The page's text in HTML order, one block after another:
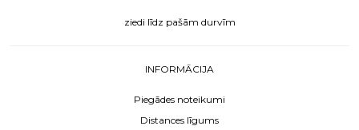
ziedi līdz pašām durvīm
INFORMĀCIJA
Piegādes noteikumi
Distances līgums